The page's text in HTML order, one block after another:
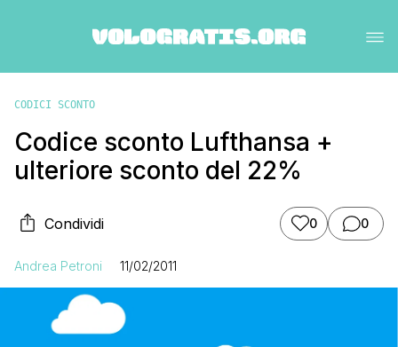
CODICI SCONTO
Codice sconto Lufthansa +
ulteriore sconto del 22%
Condividi 0 0
Andrea Petroni 11/02/2011